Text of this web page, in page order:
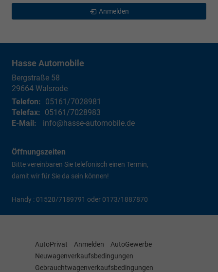
Anmelden
Hasse Automobile
Bergstraße 58
29664 Walsrode
Telefon: 05161/7028981
Telefax: 05161/7028983
E-Mail:
info@hasse-automobile.de
Öffnungszeiten
Bitte vereinbaren Sie telefonisch einen Termin,
damit wir für Sie da sein können!
Handy : 01520/7189791 oder 0173/1887870
AutoPrivat Anmelden
AutoGewerbe
Neuwagenverkaufsbedingungen
Gebrauchtwagenverkaufsbedingungen